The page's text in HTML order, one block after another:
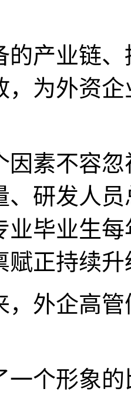
业链、
，为外资
不容忽
、研发人
业毕业生
赋正持续
外企高管
个形象的